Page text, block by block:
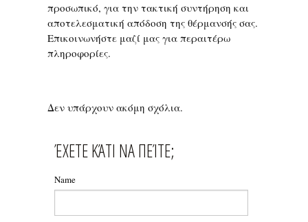
προσωπικό, για την τακτική συντήρηση και
αποτελεσματική απόδοση της θέρμανσής σας.
Επικοινωνήστε μαζί μας για περαιτέρω
πληροφορίες.
Δεν υπάρχουν ακόμη σχόλια.
ΈΧΕΤΕ ΚΆΤΙ ΝΑ ΠΕΊΤΕ;
Name